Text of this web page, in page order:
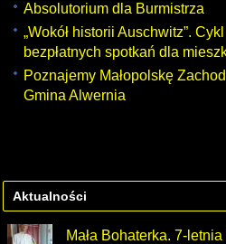
Absolutorium dla Burmistrza
„Wokół historii Auschwitz”. Cykl
bezpłatnych spotkań dla
Poznajemy Małopolskę
Gmina Alwernia
Aktualności
Mała Bohaterka. 7-